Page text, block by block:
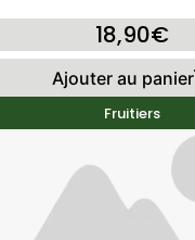
18,90€
Ajouter au panier
Fruitiers